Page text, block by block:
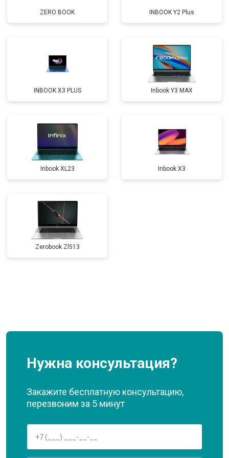
Прошивка BIOS от 1500 ₽ Заказать
Ремонт петель от 3990 ₽ Заказать
ZERO BOOK INBOOK Y2 Plus
INBOOK X3 PLUS Inbook Y3 MAX
Inbook XL23 Inbook X3
Zerobook Zl513
Нужна консультация?
Закажите бесплатную консультацию,
перезвоним за 5 минут